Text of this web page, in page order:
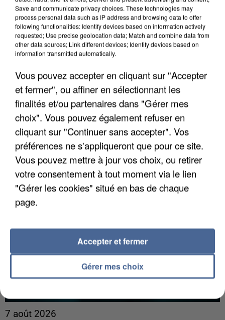
9h00
Une nouvelle canicule va faire chauffer la France
cette semaine
22 départements sont placés en vigilance orange
dès ce lundi 10 août 2026.
7 août 2026
Save and communicate privacy choices. These technologies may
process personal data such as IP address and browsing data to offer
following functionalities: Identify devices based on information actively
requested; Use precise geolocation data; Match and combine data from
other data sources; Link different devices; Identify devices based on
information transmitted automatically.
Vous pouvez accepter en cliquant sur "Accepter
et fermer", ou affiner en sélectionnant les
finalités et/ou partenaires dans "Gérer mes
choix". Vous pouvez également refuser en
cliquant sur "Continuer sans accepter". Vos
préférences ne s'appliqueront que pour ce site.
Vous pouvez mettre à jour vos choix, ou retirer
votre consentement à tout moment via le lien
"Gérer les cookies" situé en bas de chaque
page.
Gérer mes choix
Accepter et fermer